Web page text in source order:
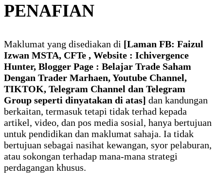
PENAFIAN
Maklumat yang disediakan di [Laman FB: Faizul
Izwan MSTA, CFTe , Website : Ichivergence
Hunter, Blogger Page : Belajar Trade Saham
Dengan Trader Marhaen, Youtube Channel,
TIKTOK, Telegram Channel dan Telegram
Group seperti dinyatakan di atas] dan kandungan
berkaitan, termasuk tetapi tidak terhad kepada
artikel, video, dan pos media sosial, hanya bertujuan
untuk pendidikan dan maklumat sahaja. Ia tidak
bertujuan sebagai nasihat kewangan, syor pelaburan,
atau sokongan terhadap mana-mana strategi
perdagangan khusus.